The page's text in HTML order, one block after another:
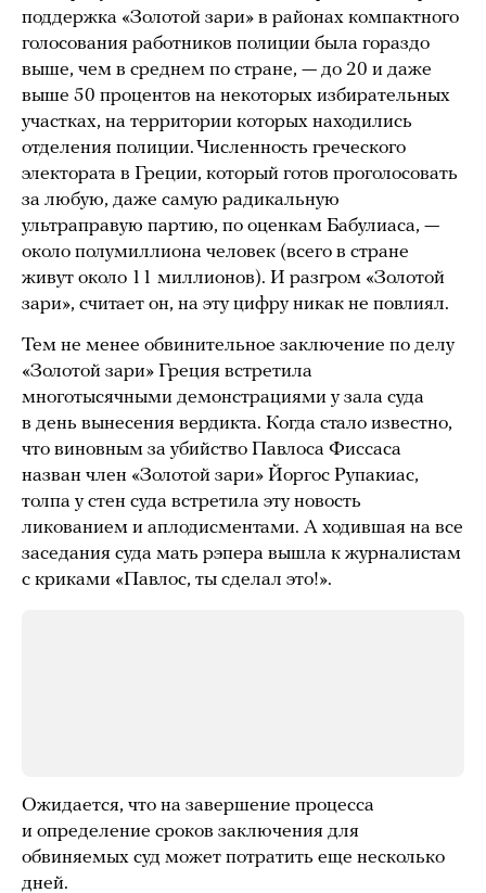
поддержка «Золотой зари» в районах компактного
голосования работников полиции была гораздо
выше, чем в среднем по стране, — до 20 и даже
выше 50 процентов на некоторых избирательных
участках, на территории которых находились
отделения полиции. Численность греческого
электората в Греции, который готов проголосовать
за любую, даже самую радикальную
ультраправую партию, по оценкам Бабулиаса, —
около полумиллиона человек (всего в стране
живут около 11 миллионов). И разгром «Золотой
зари», считает он, на эту цифру никак не повлиял.
Тем не менее обвинительное заключение по делу
«Золотой зари» Греция встретила
многотысячными демонстрациями у зала суда
в день вынесения вердикта. Когда стало известно,
что виновным за убийство Павлоса Фиссаса
назван член «Золотой зари» Йоргос Рупакиас,
толпа у стен суда встретила эту новость
ликованием и аплодисментами. А ходившая на все
заседания суда мать рэпера вышла к журналистам
с криками «Павлос, ты сделал это!».
Ожидается, что на завершение процесса
и определение сроков заключения для
обвиняемых суд может потратить еще несколько
дней.